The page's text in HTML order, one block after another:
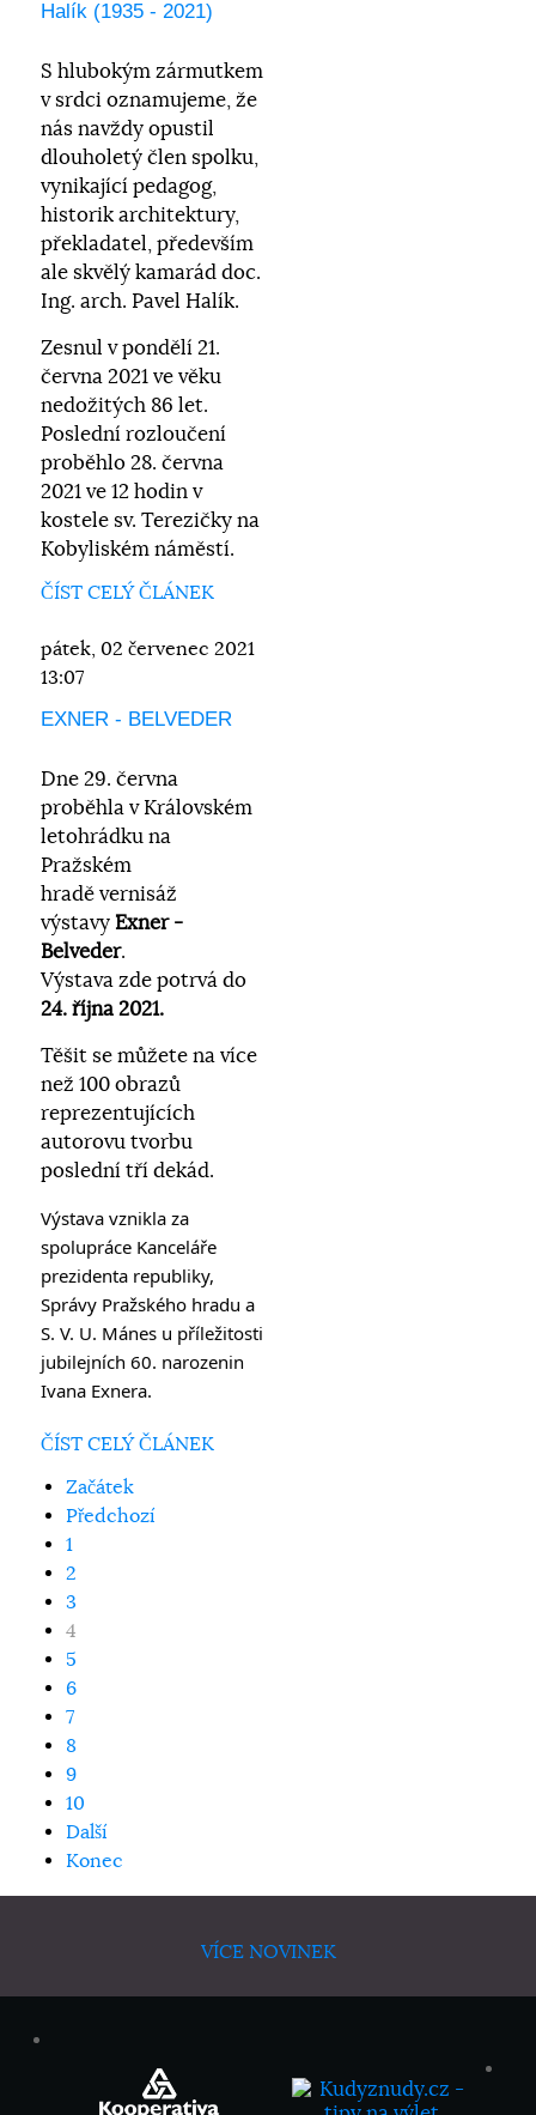
Halík (1935 - 2021)
S hlubokým zármutkem
v srdci oznamujeme, že
nás navždy opustil
dlouholetý člen spolku,
vynikající pedagog,
historik architektury,
překladatel, především
ale skvělý kamarád doc.
Ing. arch. Pavel Halík.
Zesnul v pondělí 21.
června 2021 ve věku
nedožitých 86 let.
Poslední rozloučení
proběhlo 28. června
2021 ve 12 hodin v
kostele sv. Terezičky na
Kobyliském náměstí.
ČÍST CELÝ ČLÁNEK
pátek, 02 červenec 2021
13:07
EXNER - BELVEDER
Dne 29. června
proběhla v Královském
letohrádku na
Pražském
hradě vernisáž
výstavy Exner -
Belveder.
Výstava zde potrvá do
24. října 2021.
Těšit se můžete na více
než 100 obrazů
reprezentujících
autorovu tvorbu
poslední tří dekád.
Výstava vznikla za
spolupráce Kanceláře
prezidenta republiky,
Správy Pražského hradu a
S. V. U. Mánes u příležitosti
jubilejních 60. narozenin
Ivana Exnera.
ČÍST CELÝ ČLÁNEK
Začátek
Předchozí
1
2
3
4
5
6
7
8
9
10
Další
Konec
VÍCE NOVINEK